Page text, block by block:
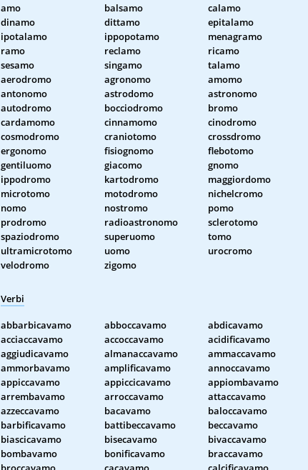
amo balsamo calamo
dinamo
dittamo epitalamo
ipotalamo
ippopotamo menagramo
ramo
reclamo ricamo
sesamo
singamo talamo
aerodromo
agronomo amomo
antonomo
astrodomo astronomo
autodromo
bocciodromo bromo
cardamomo
cinnamomo cinodromo
cosmodromo
craniotomo crossdromo
ergonomo
fisiognomo flebotomo
gentiluomo
giacomo gnomo
ippodromo
kartodromo maggiordomo
microtomo
motodromo nichelcromo
nomo
nostromo pomo
prodromo
radioastronomo sclerotomo
spaziodromo
superuomo tomo
ultramicrotomo
uomo urocromo
velodromo
zigomo
Verbi
abbarbicavamo abboccavamo abdicavamo
acciaccavamo
accoccavamo acidificavamo
aggiudicavamo
almanaccavamo ammaccavamo
ammorbavamo
amplificavamo annoccavamo
appiccavamo
appiccicavamo appiombavamo
arrembavamo
arroccavamo attaccavamo
azzeccavamo
bacavamo baloccavamo
barbificavamo
battibeccavamo beccavamo
biascicavamo
bisecavamo bivaccavamo
bombavamo
bonificavamo braccavamo